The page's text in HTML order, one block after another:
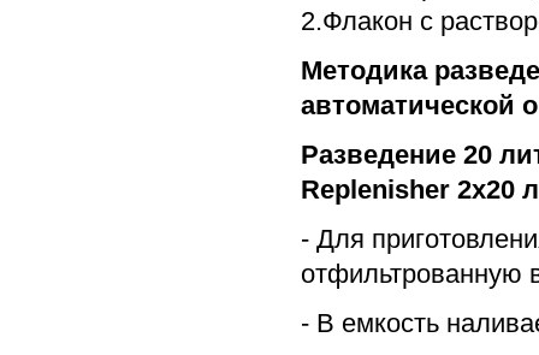
2.Флакон с
Методика
автоматической
Разведение 20
Replenisher 2х20
- Для
отфильтрованную
- В емкость